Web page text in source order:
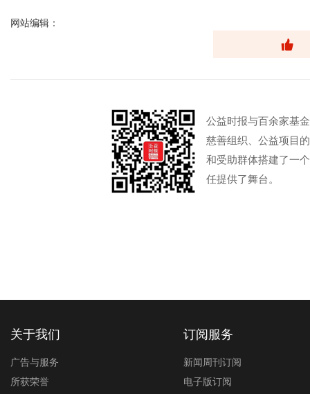
网站编辑：
公益时报与百余家基
慈善组织、公益项目
和受助群体搭建了一
任提供了舞台。
关于我们
广告与服务
所获荣誉
订阅服务
新闻周刊订阅
电子版订阅